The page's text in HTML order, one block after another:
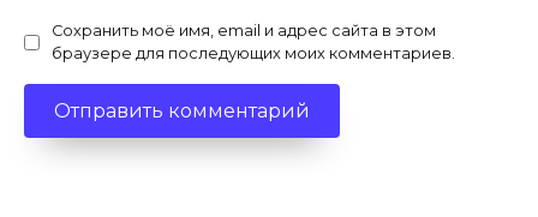
Сохранить моё имя, email и адрес сайта в этом
браузере для последующих моих комментариев.